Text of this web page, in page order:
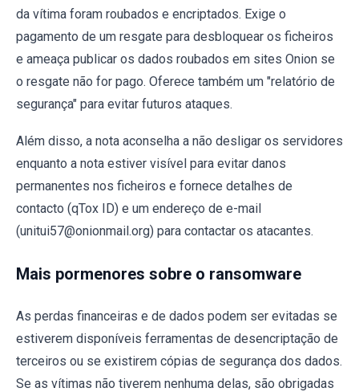
da vítima foram roubados e encriptados. Exige o
pagamento de um resgate para desbloquear os ficheiros
e ameaça publicar os dados roubados em sites Onion se
o resgate não for pago. Oferece também um "relatório de
segurança" para evitar futuros ataques.
Além disso, a nota aconselha a não desligar os servidores
enquanto a nota estiver visível para evitar danos
permanentes nos ficheiros e fornece detalhes de
contacto (qTox ID) e um endereço de e-mail
(unitui57@onionmail.org) para contactar os atacantes.
Mais pormenores sobre o ransomware
As perdas financeiras e de dados podem ser evitadas se
estiverem disponíveis ferramentas de desencriptação de
terceiros ou se existirem cópias de segurança dos dados.
Se as vítimas não tiverem nenhuma delas, são obrigadas